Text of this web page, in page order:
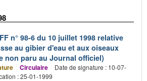
n° 98-6 du 10 juillet 1998 relative
au gibier d'eau et aux oiseaux
non paru au Journal officiel)
Circulaire
Date de signature : 10-07-
: 25-01-1999